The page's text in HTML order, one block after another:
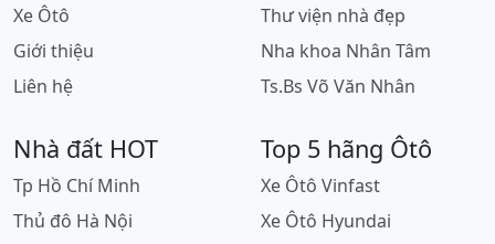
Xe Ôtô
Giới thiệu
Liên hệ
Thư viện nhà đẹp
Nha khoa Nhân Tâm
Ts.Bs Võ Văn Nhân
Nhà đất HOT
Tp Hồ Chí Minh
Thủ đô Hà Nội
Top 5 hãng Ôtô
Xe Ôtô Vinfast
Xe Ôtô Hyundai